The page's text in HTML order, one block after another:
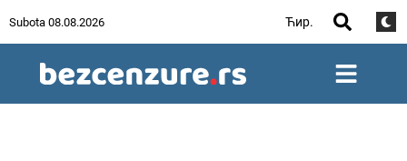
Subota 08.08.2026 Ћир.